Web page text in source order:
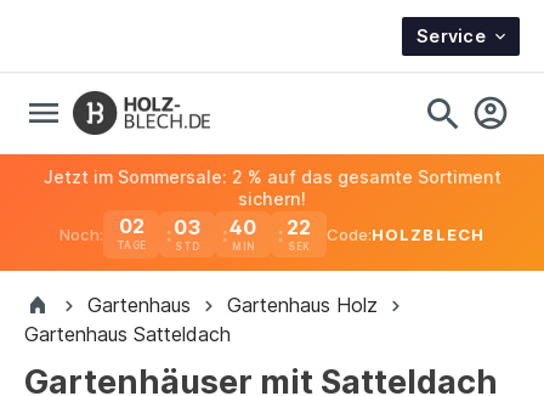
Service
Noch: 02
TAGE
03 40 21
Jetzt im Sommersale: 2 % auf das gesamte Sortiment
sichern!
Code:HOLZBLECH
Gartenhaus
Gartenhaus Holz
Gartenhaus Satteldach
Gartenhäuser mit Satteldach